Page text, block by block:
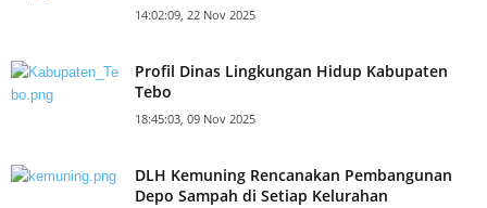
14:02:09, 22 Nov 2025
Profil Dinas Lingkungan Hidup Kabupaten
Tebo
18:45:03, 09 Nov 2025
DLH Kemuning Rencanakan Pembangunan
Depo Sampah di Setiap Kelurahan